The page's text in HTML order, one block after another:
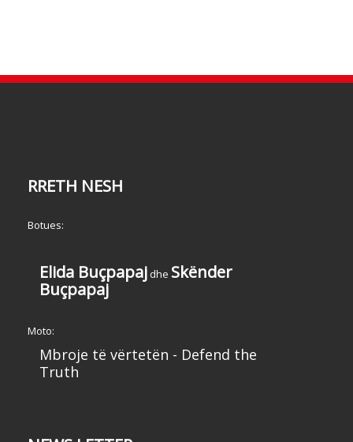
RRETH NESH
Botues:
Elida Buçpapaj dhe Skënder
Buçpapaj
Moto:
Mbroje të vërtetën - Defend the
Truth